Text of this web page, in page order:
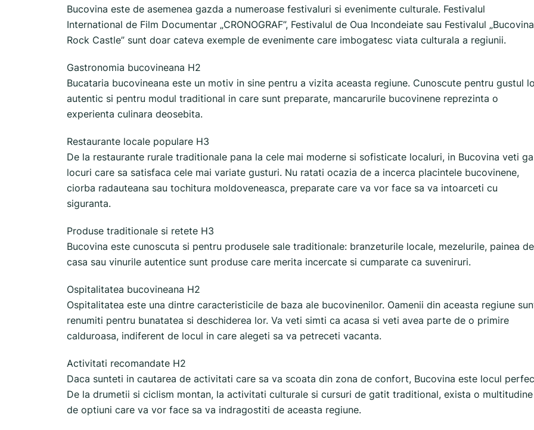
Bucovina este de asemenea gazda a numeroase festivaluri si evenimente culturale. Festivalul
International de Film Documentar „CRONOGRAF”, Festivalul de Oua Incondeiate sau Festivalul „Bucovina
Rock Castle” sunt doar cateva exemple de evenimente care imbogatesc viata culturala a regiunii.
Gastronomia bucovineana H2
Bucataria bucovineana este un motiv in sine pentru a vizita aceasta regiune. Cunoscute pentru gustul
autentic si pentru modul traditional in care sunt preparate, mancarurile bucovinene reprezinta o
experienta culinara deosebita.
Restaurante locale populare H3
De la restaurante rurale traditionale pana la cele mai moderne si sofisticate localuri, in Bucovina veti
locuri care sa satisfaca cele mai variate gusturi. Nu ratati ocazia de a incerca placintele bucovinene,
ciorba radauteana sau tochitura moldoveneasca, preparate care va vor face sa va intoarceti cu
siguranta.
Produse traditionale si retete H3
Bucovina este cunoscuta si pentru produsele sale traditionale: branzeturile locale, mezelurile, painea de
casa sau vinurile autentice sunt produse care merita incercate si cumparate ca suveniruri.
Ospitalitatea bucovineana H2
Ospitalitatea este una dintre caracteristicile de baza ale bucovinenilor. Oamenii din aceasta regiune
renumiti pentru bunatatea si deschiderea lor. Va veti simti ca acasa si veti avea parte de o primire
calduroasa, indiferent de locul in care alegeti sa va petreceti vacanta.
Activitati recomandate H2
Daca sunteti in cautarea de activitati care sa va scoata din zona de confort, Bucovina este locul
De la drumetii si ciclism montan, la activitati culturale si cursuri de gatit traditional, exista o multitudine
de optiuni care va vor face sa va indragostiti de aceasta regiune.